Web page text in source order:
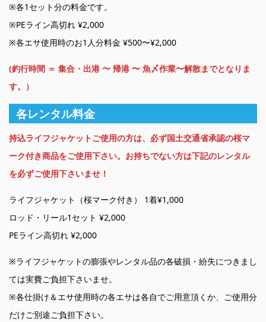
※各1セット分の料金です。
※PEライン高切れ ¥2,000
※各エサ使用時のお1人分料金 ¥500〜¥2,000
(釣行時間 ＝ 集合・出港 〜 帰港 〜 魚〆作業〜解散までとなりま
す。）
各レンタル料金
持込ライフジャケットご使用の方は、必ず国土交通省承認の桜マ
ーク付き商品をご使用下さい。お持ちでない方は下記のレンタル
を必ずご使用下さいませ！
ライフジャケット（桜マーク付き） 1着¥1,000
ロッド・リール1セット ¥2,000
PEライン高切れ ¥2,000
※ライフジャケットの膨張やレンタル品の各破損・紛失につきまし
ては実費ご負担下さいませ。
※各仕掛け＆エサ使用時の各エサは各自でご用意頂くか、ご使用分
だけご別途ご負担下さい。